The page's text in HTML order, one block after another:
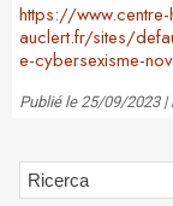
https://www.centre-hubertine-
auclert.fr/sites/
e-cybersexisme-
Publié le 25/09/2023